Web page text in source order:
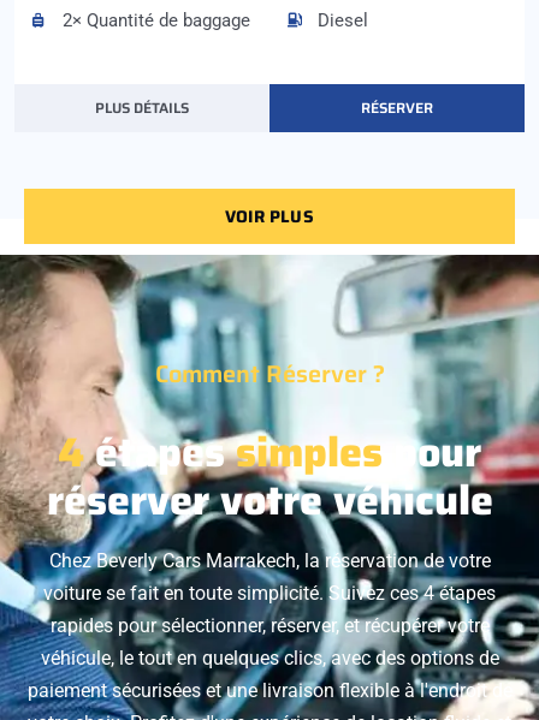
2× Quantité de baggage
Diesel
PLUS DÉTAILS RÉSERVER
VOIR PLUS
Comment Réserver ?
4étapessimples pour
réserver votre véhicule
Chez Beverly Cars Marrakech, la réservation de votre
voiture se fait en toute simplicité. Suivez ces 4 étapes
rapides pour sélectionner, réserver, et récupérer votre
véhicule, le tout en quelques clics, avec des options de
paiement sécurisées et une livraison flexible à l'endroit de